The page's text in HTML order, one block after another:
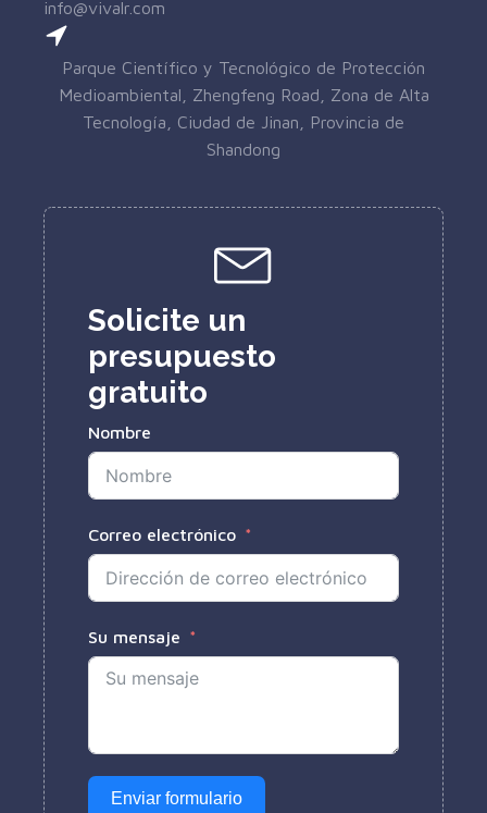
info@vivalr.com
Parque Científico y Tecnológico de Protección
Medioambiental, Zhengfeng Road, Zona de Alta
Tecnología, Ciudad de Jinan, Provincia de
Shandong
Solicite un
presupuesto
gratuito
Nombre
Correo electrónico
Su mensaje
Enviar formulario